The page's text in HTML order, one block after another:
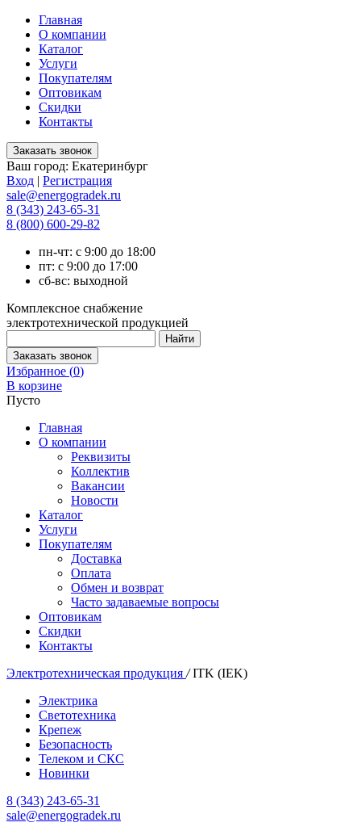
Главная
О компании
Каталог
Услуги
Покупателям
Оптовикам
Скидки
Контакты
Ваш город: Екатеринбург
Вход | Регистрация
sale@energogradek.ru
8 (343) 243-65-31
8 (800) 600-29-82
пн-чт: с 9:00 до 18:00
пт: с 9:00 до 17:00
сб-вс: выходной
Комплексное снабжение
электротехнической продукцией
Избранное (0)
В корзине
Пусто
Главная
О компании
Реквизиты
Коллектив
Вакансии
Новости
Каталог
Услуги
Покупателям
Доставка
Оплата
Обмен и возврат
Часто задаваемые вопросы
Оптовикам
Скидки
Контакты
Электротехническая продукция / ITK (IEK)
Электрика
Светотехника
Крепеж
Безопасность
Телеком и СКС
Новинки
8 (343) 243-65-31
sale@energogradek.ru